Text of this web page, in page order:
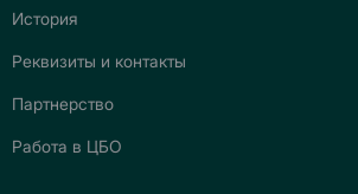
История
Реквизиты и контакты
Партнерство
Работа в ЦБО